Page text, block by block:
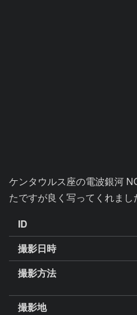
ケンタウルス座の電波銀河
たですが良く写ってくれまし
ID
撮影日時
撮影方法
撮影地